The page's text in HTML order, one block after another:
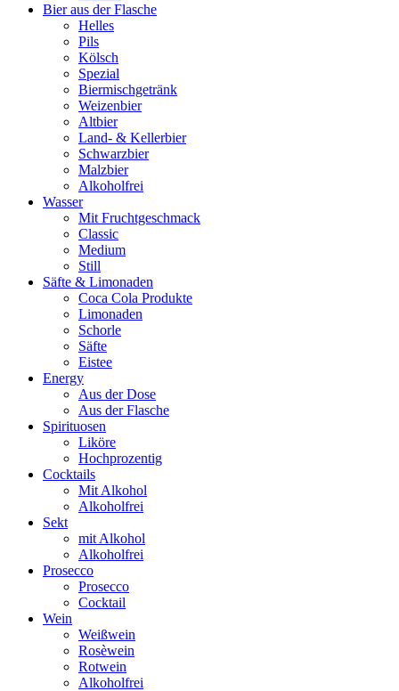
Bier aus der Flasche
Helles
Pils
Kölsch
Spezial
Biermischgetränk
Weizenbier
Altbier
Land- & Kellerbier
Schwarzbier
Malzbier
Alkoholfrei
Wasser
Mit Fruchtgeschmack
Classic
Medium
Still
Säfte & Limonaden
Coca Cola Produkte
Limonaden
Schorle
Säfte
Eistee
Energy
Aus der Dose
Aus der Flasche
Spirituosen
Liköre
Hochprozentig
Cocktails
Mit Alkohol
Alkoholfrei
Sekt
mit Alkohol
Alkoholfrei
Prosecco
Prosecco
Cocktail
Wein
Weißwein
Rosèwein
Rotwein
Alkoholfrei